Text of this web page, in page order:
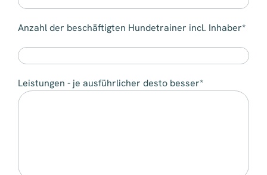
Anzahl der beschäftigten Hundetrainer incl. Inhaber*
Leistungen - je ausführlicher desto besser*